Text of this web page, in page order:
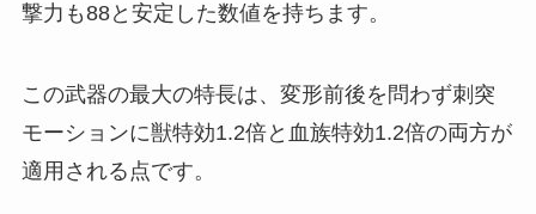
撃力も88と安定した数値を持ちます。
この武器の最大の特長は、変形前後を問わず刺突
モーションに獣特効1.2倍と血族特効1.2倍の両方が
適用される点です。